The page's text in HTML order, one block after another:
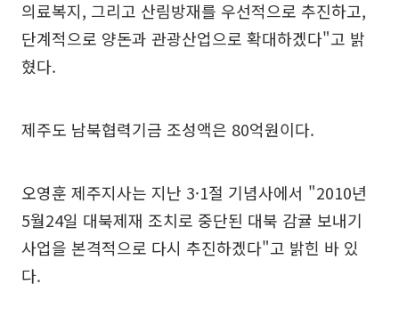
의료복지, 그리고 산림방재를 우선적으로 추진하고,
단계적으로 양돈과 관광산업으로 확대하겠다"고 밝
혔다.
제주도 남북협력기금 조성액은 80억원이다.
오영훈 제주지사는 지난 3·1절 기념사에서 "2010년
5월24일 대북제재 조치로 중단된 대북 감귤 보내기
사업을 본격적으로 다시 추진하겠다"고 밝힌 바 있
다.